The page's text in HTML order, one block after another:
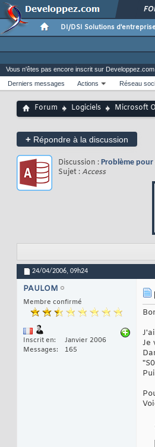
DI/DSI Solutions
Vous n'êtes pas encore inscrit sur
Derniers messages
Actions Réseau
Forum Logiciels Microsoft
+ Répondre à la discussion
Discussion : Problème pour
Sujet :Access
24/04/2006, 09h24
PAULOM
Membre confirmé
Inscrit en
Janvier 2006
Messages
165
Je